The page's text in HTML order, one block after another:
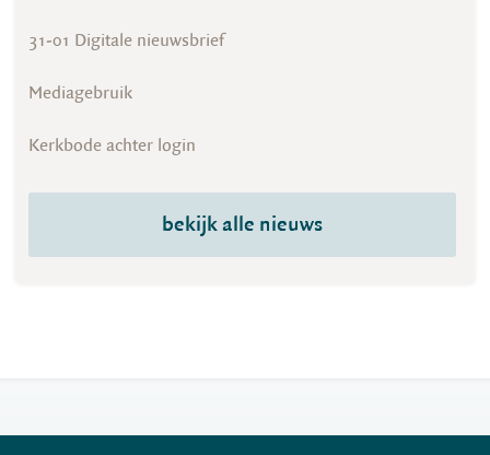
31-01 Digitale nieuwsbrief
Mediagebruik
Kerkbode achter login
bekijk alle nieuws